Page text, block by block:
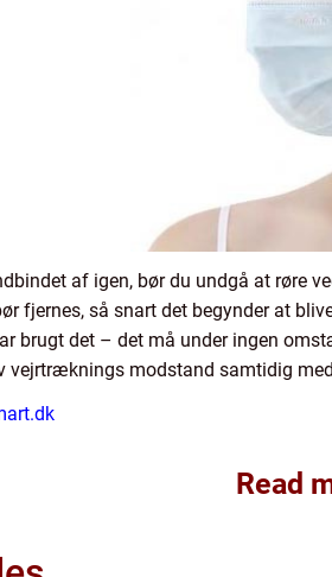
af igen, bør du undgå at røre
fjernes, så snart det begynder at
brugt det – det må under ingen
vejrtræknings modstand samtidig
Read